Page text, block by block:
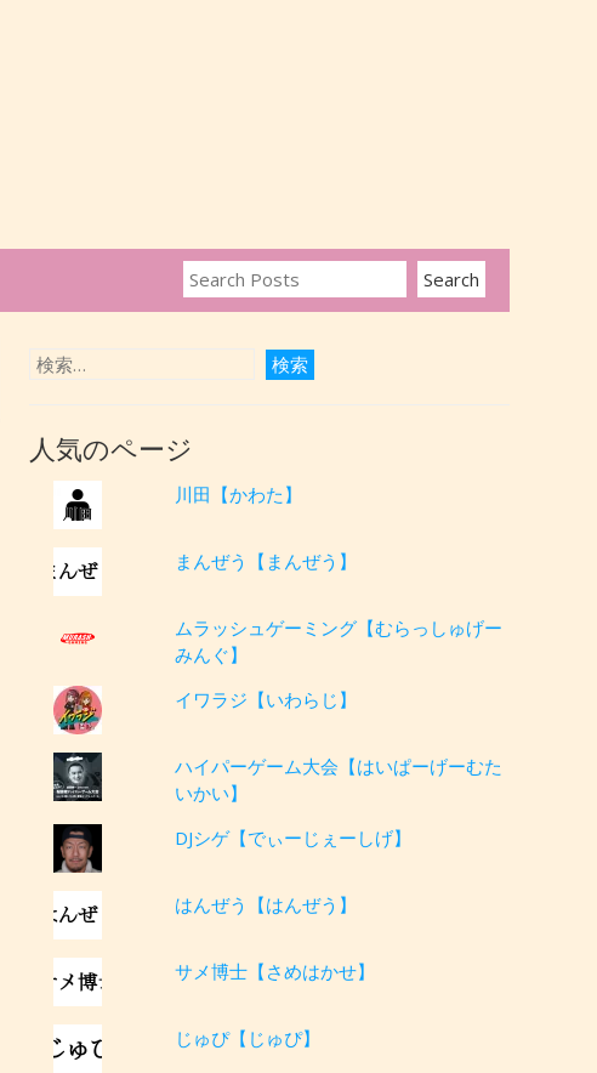
人気のページ
川田【かわた】
まんぜう【まんぜう】
ムラッシュゲーミング【むらっしゅげー
みんぐ】
イワラジ【いわらじ】
ハイパーゲーム大会【はいぱーげーむた
いかい】
DJシゲ【でぃーじぇーしげ】
はんぜう【はんぜう】
サメ博士【さめはかせ】
じゅぴ【じゅぴ】